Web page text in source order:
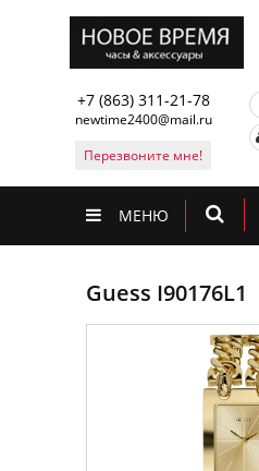
+7 (863) 311-21-78
newtime2400@mail.ru
Перезвоните мне!
МЕНЮ
Guess I90176L1